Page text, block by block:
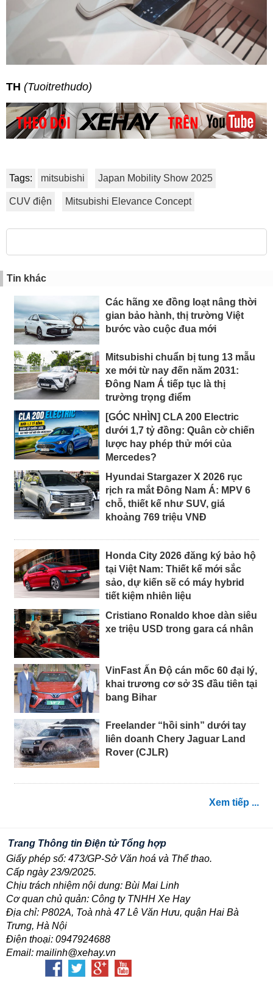
TH (Tuoitrethudo)
Tags: mitsubishi Japan Mobility Show 2025
CUV điện Mitsubishi Elevance Concept
Tin khác
Các hãng xe đồng loạt nâng thời
gian bảo hành, thị trường Việt
bước vào cuộc đua mới
Mitsubishi chuẩn bị tung 13 mẫu
xe mới từ nay đến năm 2031:
Đông Nam Á tiếp tục là thị
trường trọng điểm
[GÓC NHÌN] CLA 200 Electric
dưới 1,7 tỷ đồng: Quân cờ chiến
lược hay phép thử mới của
Mercedes?
Hyundai Stargazer X 2026 rục
rịch ra mắt Đông Nam Á: MPV 6
chỗ, thiết kế như SUV, giá
khoảng 769 triệu VNĐ
Honda City 2026 đăng ký bảo hộ
tại Việt Nam: Thiết kế mới sắc
sảo, dự kiến sẽ có máy hybrid
tiết kiệm nhiên liệu
Cristiano Ronaldo khoe dàn siêu
xe triệu USD trong gara cá nhân
VinFast Ấn Độ cán mốc 60 đại lý,
khai trương cơ sở 3S đầu tiên tại
bang Bihar
Freelander “hồi sinh” dưới tay
liên doanh Chery Jaguar Land
Rover (CJLR)
Xem tiếp ...
Trang Thông tin Điện tử Tổng hợp
Giấy phép số: 473/GP-Sở Văn hoá và Thể thao.
Cấp ngày 23/9/2025.
Chịu trách nhiệm nội dung: Bùi Mai Linh
Cơ quan chủ quản: Công ty TNHH Xe Hay
Địa chỉ: P802A, Toà nhà 47 Lê Văn Hưu, quận Hai Bà
Trưng, Hà Nội
Điện thoại: 0947924688
Email: mailinh@xehay.vn